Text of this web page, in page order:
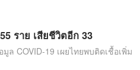
ราย เสียชีวิตอีก 33
COVID-19 เผยไทยพบติดเชื้อเพิ่ม